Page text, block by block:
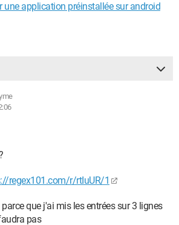
une application préinstallée sur android
regex101.com/r/rtIuUR/1
que j'ai mis les entrées sur 3 lignes
pas